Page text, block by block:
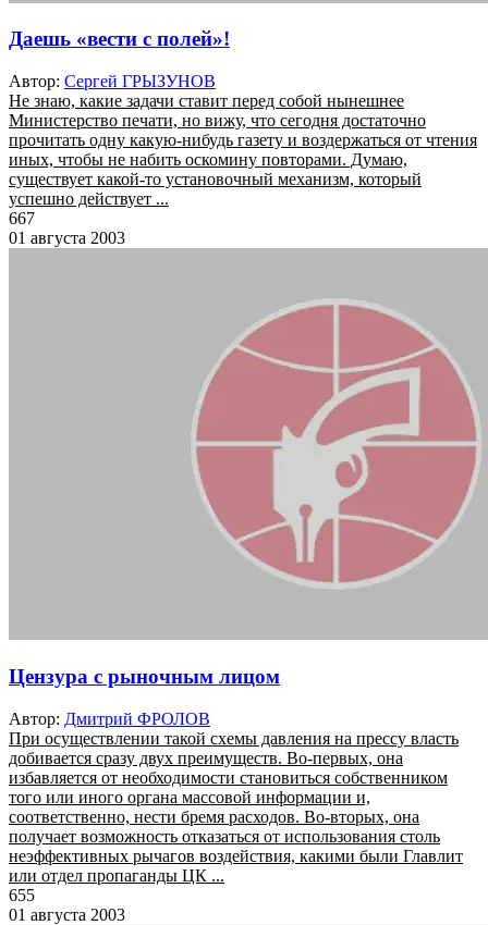
Даешь «вести с полей»!
Автор: Сергей ГРЫЗУНОВ
Не знаю, какие задачи ставит перед собой нынешнее
Министерство печати, но вижу, что сегодня достаточно
прочитать одну какую-нибудь газету и воздержаться от чтения
иных, чтобы не набить оскомину повторами. Думаю,
существует какой-то установочный механизм, который
успешно действует ...
667
01 августа 2003
Цензура с рыночным лицом
Автор: Дмитрий ФРОЛОВ
При осуществлении такой схемы давления на прессу власть
добивается сразу двух преимуществ. Во-первых, она
избавляется от необходимости становиться собственником
того или иного органа массовой информации и,
соответственно, нести бремя расходов. Во-вторых, она
получает возможность отказаться от использования столь
неэффективных рычагов воздействия, какими были Главлит
или отдел пропаганды ЦК ...
655
01 августа 2003